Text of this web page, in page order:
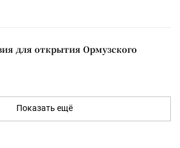
для открытия Ормузского
Показать ещё